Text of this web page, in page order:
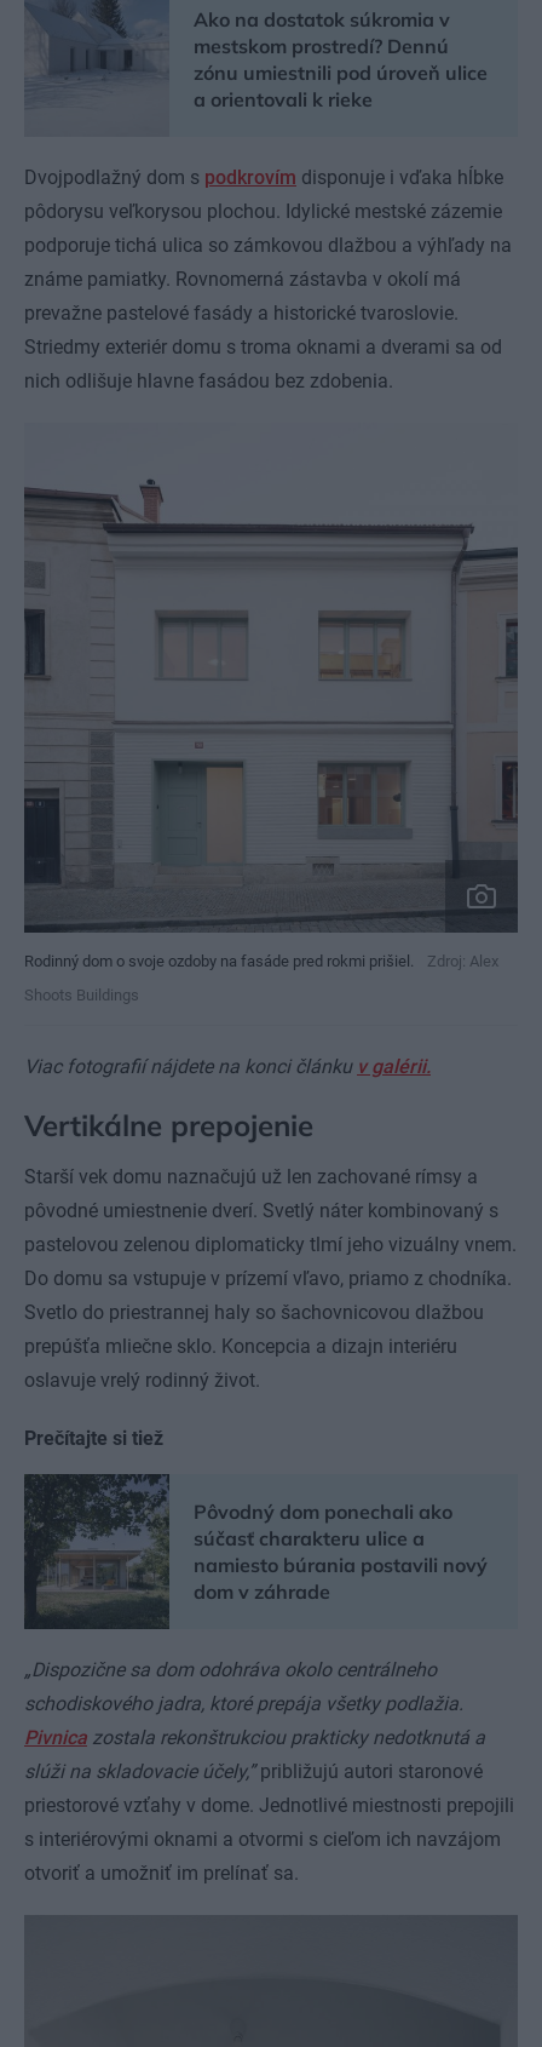
Ako na dostatok súkromia v
mestskom prostredí? Dennú
zónu umiestnili pod úroveň ulice
a orientovali k rieke
Dvojpodlažný dom s podkrovím disponuje i vďaka hĺbke
pôdorysu veľkorysou plochou. Idylické mestské zázemie
podporuje tichá ulica so zámkovou dlažbou a výhľady na
známe pamiatky. Rovnomerná zástavba v okolí má
prevažne pastelové fasády a historické tvaroslovie.
Striedmy exteriér domu s troma oknami a dverami sa od
nich odlišuje hlavne fasádou bez zdobenia.
Rodinný dom o svoje ozdoby na fasáde pred rokmi prišiel.
Zdroj: Alex
Shoots Buildings
Viac fotografií nájdete na konci článku v galérii.
Vertikálne prepojenie
Starší vek domu naznačujú už len zachované rímsy a
pôvodné umiestnenie dverí. Svetlý náter kombinovaný s
pastelovou zelenou diplomaticky tlmí jeho vizuálny vnem.
Do domu sa vstupuje v prízemí vľavo, priamo z chodníka.
Svetlo do priestrannej haly so šachovnicovou dlažbou
prepúšťa mliečne sklo. Koncepcia a dizajn interiéru
oslavuje vrelý rodinný život.
Prečítajte si tiež
Pôvodný dom ponechali ako
súčasť charakteru ulice a
namiesto búrania postavili nový
dom v záhrade
„Dispozične sa dom odohráva okolo centrálneho
schodiskového jadra, ktoré prepája všetky podlažia.
Pivnica zostala rekonštrukciou prakticky nedotknutá a
slúži na skladovacie účely,”približujú autori staronové
priestorové vzťahy v dome. Jednotlivé miestnosti prepojili
s interiérovými oknami a otvormi s cieľom ich navzájom
otvoriť a umožniť im prelínať sa.